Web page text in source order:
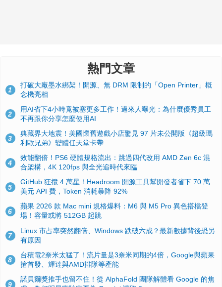
熱門文章
1
打破大廠墨水綁架！開源、無 DRM 限制的「Open Printer」概
念機亮相
2
用AI省下4小時竟被塞更多工作！過來人曝光：為什麼優秀員工
不再跟你分享怎麼使用AI
3
典藏界大地震！美國懷舊遊戲小店驚見 97 片未公開版《超級瑪
利歐兄弟》變體任天堂卡帶
4
效能翻倍！PS6 硬體規格流出：跳過四代改用 AMD Zen 6c 混
合架構，4K 120fps 與全光追時代來臨
5
GitHub 狂攬 4 萬星！Headroom 開源工具幫開發者省下 70 萬
美元 API 費，Token 消耗暴降 92%
6
蘋果 2026 款 Mac mini 規格爆料：M6 與 M5 Pro 異色搭檔登
場！容量或將 512GB 起跳
7
Linux 市占率突然翻倍、Windows 跌破六成？最新數據背後恐另
有原因
8
台積電2奈米太猛了！流片量是3奈米同期的4倍，Google與蘋果
搶首發、輝達與AMD排隊等產能
9
諾貝爾獎推手也留不住！從 AlphaFold 團隊解體看 Google 的焦